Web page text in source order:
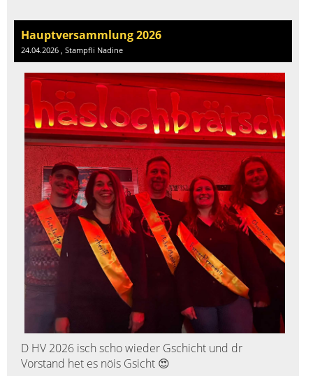
Hauptversammlung 2026
24.04.2026 , Stampfli Nadine
D HV 2026 isch scho wieder Gschicht und dr
Vorstand het es nöis Gsicht 😍